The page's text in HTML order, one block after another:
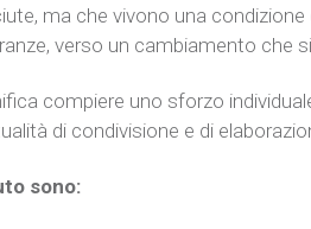
ma che vivono una
verso un cambiamento che
compiere uno sforzo
di condivisione e di
sono: